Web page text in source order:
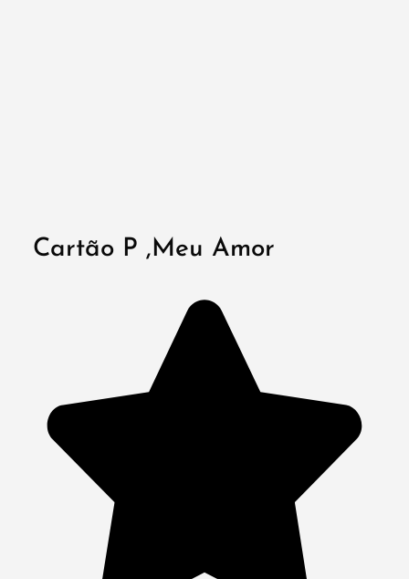
Cartão P ,Meu Amor